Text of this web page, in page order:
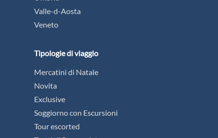
Valle-d-Aosta
Veneto
Tipologie di viaggio
Mercatini di Natale
Novita
Exclusive
Soggiorno con Escursioni
Tour escorted